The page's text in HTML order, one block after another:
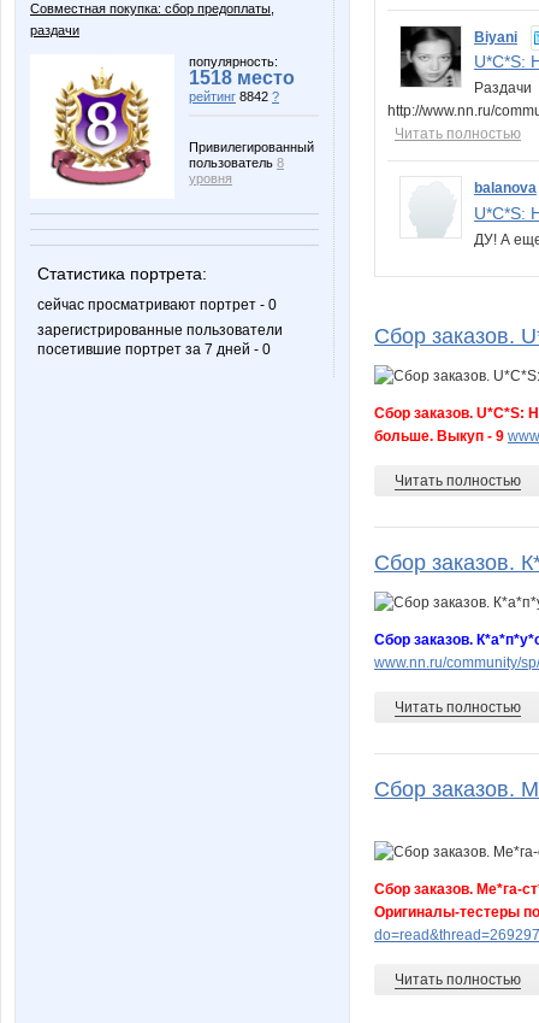
Совместная покупка: сбор предоплаты,
раздачи
популярность:
1518 место
рейтинг 8842 ?
Привилегированный
пользователь 8
уровня
Статистика портрета:
сейчас просматривают портрет - 0
зарегистрированные пользователи
посетившие портрет за 7 дней - 0
Biyani
U*C*S:
Раздачи
http://www.nn.ru/
Читать полностью
balanova
U*C*S:
ДУ! А
Сбор заказов.
Сбор заказов. U*C*S:
больше. Выкуп - 9
Читать полностью
Сбор заказов.
Сбор заказов.
www.nn.ru/community/
Читать полностью
Сбор заказов.
Сбор заказов. Ме*га-
Оригиналы-тестеры
Читать полностью